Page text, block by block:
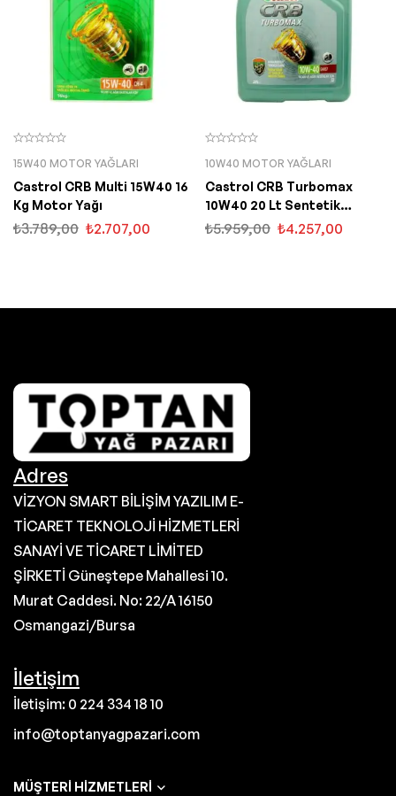
15W40 MOTOR YAĞLARI
Castrol CRB Multi 15W40 16
Kg Motor Yağı
₺3.789,00 ₺2.707,00
10W40 MOTOR YAĞLARI
Castrol CRB Turbomax
10W40 20 Lt Sentetik
Motor Yağı
₺5.959,00 ₺4.257,00
Adres
VİZYON SMART BİLİŞİM YAZILIM E-
TİCARET TEKNOLOJİ HİZMETLERİ
SANAYİ VE TİCARET LİMİTED
ŞİRKETİ Güneştepe Mahallesi 10.
Murat Caddesi. No: 22/A 16150
Osmangazi/Bursa
İletişim
İletişim: 0 224 334 18 10
info@toptanyagpazari.com
MÜŞTERI HIZMETLERI